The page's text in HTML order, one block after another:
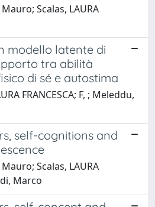
Scalas, LAURA
modello latente di
tra abilità
di sé e autostima
FRANCESCA; F, ; Meleddu,
self-cognitions and
Scalas, LAURA
Marco